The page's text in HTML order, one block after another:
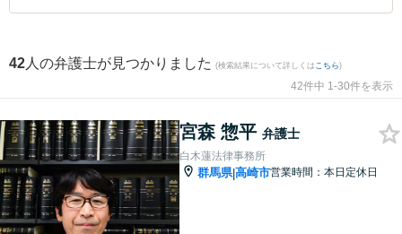
42 人の弁護士が見つかりました (検索結果について詳しくは こちら)
42件中 1-30件を表示
宮森 惣平 弁護士
白木蓮法律事務所
群馬県|高崎市営業時間：本日定休日